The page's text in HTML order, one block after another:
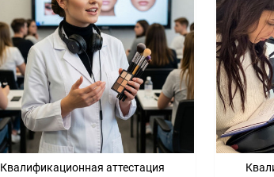
Квалификационная аттестация